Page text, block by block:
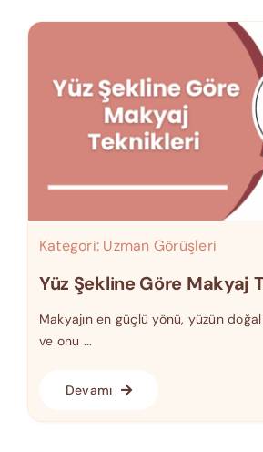
Kategori: Uzman Görüşleri
Yüz Şekline Göre Makyaj
Makyajın en güçlü yönü, yüzün
ve onu ...
Devamı